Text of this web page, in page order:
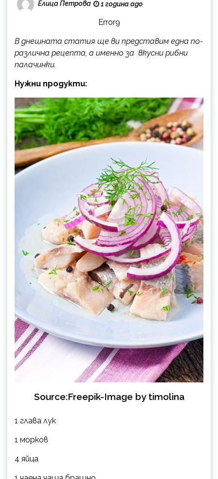
Елица Петрова 1 година ago
Error9
В днешната статия ще ви представим една по-
различна рецепта, а именно за вкусни рибни
палачинки.
Нужни продукти:
Source:Freepik-Image by timolina
1 глава лук
1 морков
4 яйца